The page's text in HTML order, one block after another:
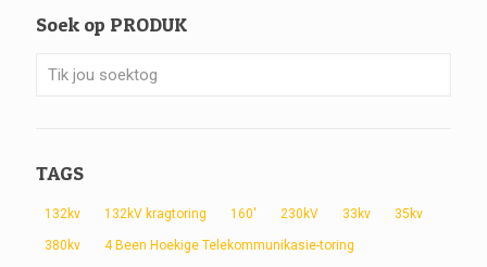
Soek op PRODUK
TAGS
132kv 132kV kragtoring 160' 230kV 33kv 35kv
380kv 4 Been Hoekige Telekommunikasie-toring